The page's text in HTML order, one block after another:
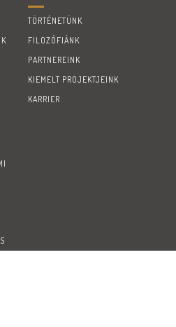
TÖRTÉNETÜNK
FILOZÓFIÁNK
PARTNEREINK
KIEMELT PROJEKTJEINK
KARRIER